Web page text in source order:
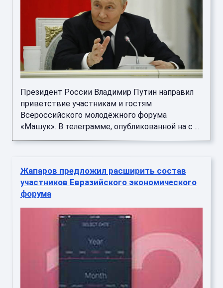
Президент России Владимир Путин направил
приветствие участникам и гостям
Всероссийского молодёжного форума
«Машук». В телеграмме, опубликованной на с ...
Жапаров предложил расширить состав
участников Евразийского экономического
форума